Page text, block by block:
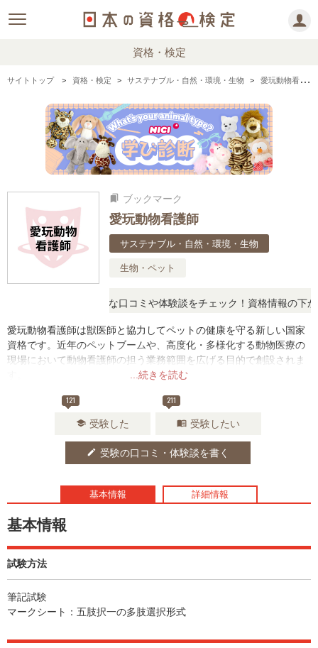
資格・検定
サイトトップ 資格・検定 サステナブル・自然・環境・生物 愛玩動物看護師の情報まとめ
bookmarks ブックマーク
愛玩動物看護師
サステナブル・自然・環境・生物
生物・ペット
思ったら、リアルな口コミや体験談をチェック！資格情報の下から
...続きを読む
愛玩動物看護師は獣医師と協力してペットの健康を守る新しい国家
資格です。近年のペットブームや、高度化・多様化する動物医療の
現場において動物看護師の担う業務範囲を広げる目的で創設されま
121
school 受験した
211
menu_book 受験したい
edit 受験の口コミ・体験談を書く
基本情報 詳細情報
基本情報
試験方法
筆記試験
マークシート：五肢択一の多肢選択形式